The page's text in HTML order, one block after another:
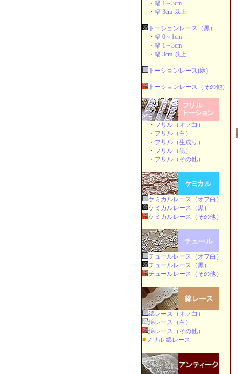
・ 幅 1～3cm
・ 幅 3cm 以上
トーションレース（黒）
・ 幅 0～1cm
・ 幅 1～3cm
・ 幅 3cm 以上
トーションレース(麻)
トーションレース（その他）
・ フリル（オフ白）
・ フリル（白）
・ フリル（生成り）
・ フリル（黒）
・ フリル（その他）
ケミカルレース（オフ白）
ケミカルレース（黒）
ケミカルレース（その他）
チュールレース（オフ白）
チュールレース（黒）
チュールレース（その他）
綿レース（オフ白）
綿レース（白）
綿レース（その他）
■フリル 綿レース